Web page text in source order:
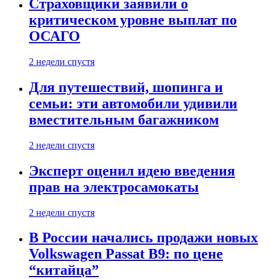
Страховщики заявили о
критическом уровне выплат по
ОСАГО
2 недели спустя
Для путешествий, шопинга и
семьи: эти автомобили удивили
вместительным багажником
2 недели спустя
Эксперт оценил идею введения
прав на электросамокаты
2 недели спустя
В России начались продажи новых
Volkswagen Passat B9: по цене
“китайца”